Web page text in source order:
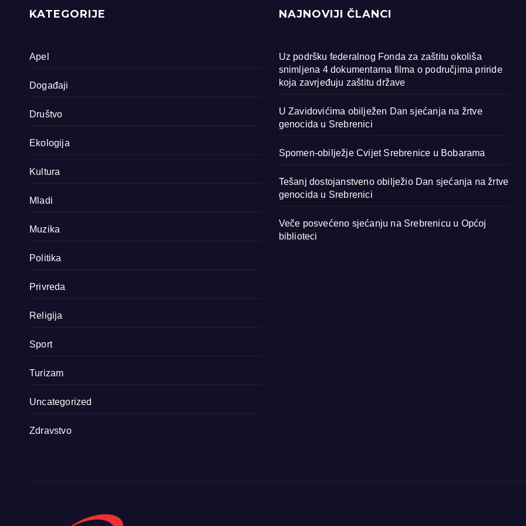
države
KATEGORIJE
Apel
Događaji
Društvo
Ekologija
Kultura
Mladi
Muzika
Politika
Privreda
Religija
Sport
Turizam
Uncategorized
Zdravstvo
NAJNOVIJI ČLANCI
Uz podršku federalnog Fonda za zaštitu okoliša
snimljena 4 dokumentarna filma o područjima priride
koja zavrjeđuju zaštitu države
U Zavidovićima obilježen Dan sjećanja na žrtve
genocida u Srebrenici
Spomen-obilježje Cvijet Srebrenice u Bobarama
Tešanj dostojanstveno obilježio Dan sjećanja na žrtve
genocida u Srebrenici
Veče posvećeno sjećanju na Srebrenicu u Općoj
biblioteci